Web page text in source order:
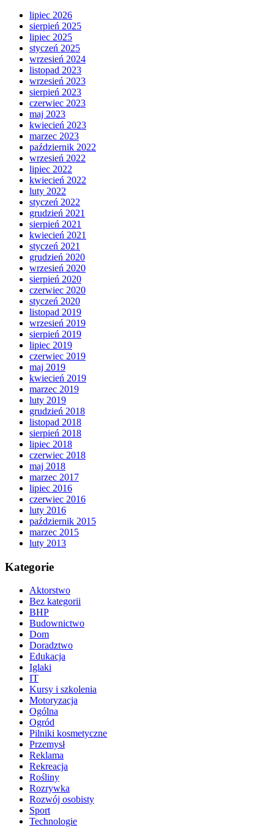
lipiec 2026
sierpień 2025
lipiec 2025
styczeń 2025
wrzesień 2024
listopad 2023
wrzesień 2023
sierpień 2023
czerwiec 2023
maj 2023
kwiecień 2023
marzec 2023
październik 2022
wrzesień 2022
lipiec 2022
kwiecień 2022
luty 2022
styczeń 2022
grudzień 2021
sierpień 2021
kwiecień 2021
styczeń 2021
grudzień 2020
wrzesień 2020
sierpień 2020
czerwiec 2020
styczeń 2020
listopad 2019
wrzesień 2019
sierpień 2019
lipiec 2019
czerwiec 2019
maj 2019
kwiecień 2019
marzec 2019
luty 2019
grudzień 2018
listopad 2018
sierpień 2018
lipiec 2018
czerwiec 2018
maj 2018
marzec 2017
lipiec 2016
czerwiec 2016
luty 2016
październik 2015
marzec 2015
luty 2013
Kategorie
Aktorstwo
Bez kategorii
BHP
Budownictwo
Dom
Doradztwo
Edukacja
Iglaki
IT
Kursy i szkolenia
Motoryzacja
Ogólna
Ogród
Pilniki kosmetyczne
Przemysł
Reklama
Rekreacja
Rośliny
Rozrywka
Rozwój osobisty
Sport
Technologie